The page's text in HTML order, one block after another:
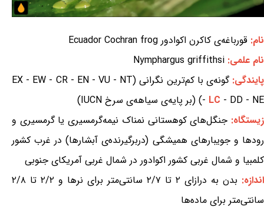
نام: قورباغه‌ی کاکرن اکوادور Ecuador Cochran frog
نام علمی: Nymphargus griffithsi
پایندگی:
گونه‌ی با کم‌ترین نگرانی (EX - EW - CR - EN - VU - NT
- LC - DD - NE) (بر پایه‌ی سیاهه‌ی سرخ IUCN)
زیستگاه: جنگل‌های کوهستانی نمناک نیمه‌گرمسیری یا گرمسیری و
رودها و جویبارهای همیشگی (دربرگیرنده‌ی آبشارها) در غرب کشور
کلمبیا و شمال غربی کشور اکوادور در شمال غربی آمریکای جنوبی
اندازه:
بدن به درازای ۲ تا ۲/۷ سانتی‌متر برای نرها و ۲/۲ تا ۲/۸
سانتی‌متر برای ماده‌ها